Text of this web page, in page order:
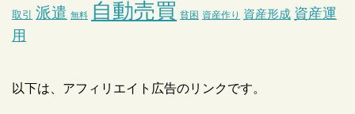
取引 派遣 無料 自動売買 貧困 資産作り 資産形成 資産運
用
以下は、アフィリエイト広告のリンクです。